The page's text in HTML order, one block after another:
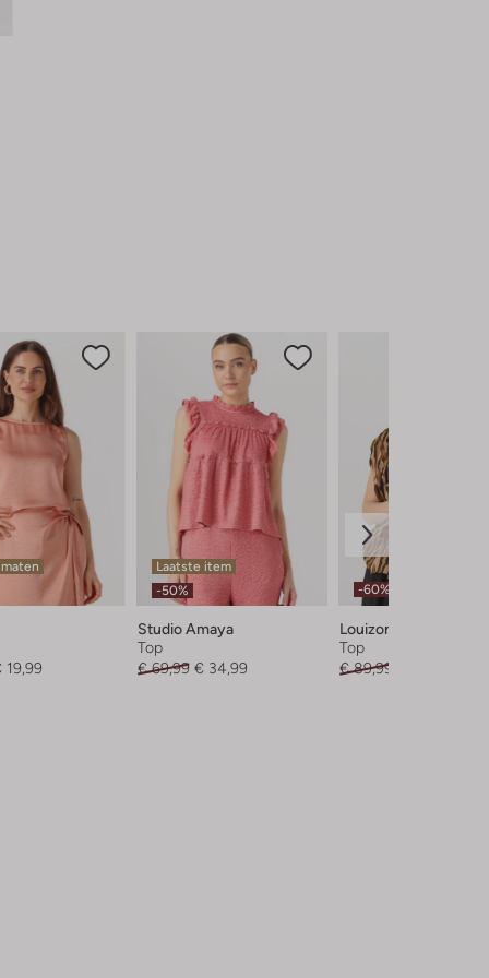
19,99
Laatste item
-50%
Studio Amaya
Top
€ 69,99 € 34,99
-60%
Louizon
Top
€ 89,99